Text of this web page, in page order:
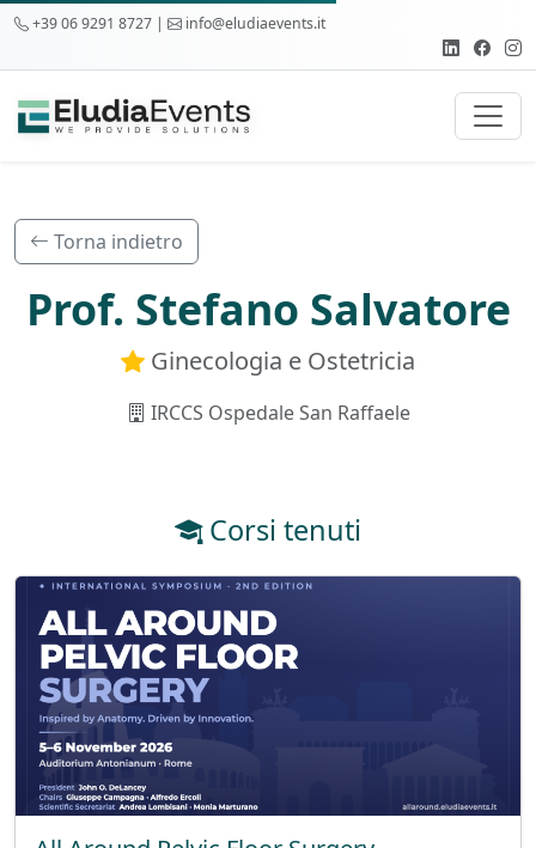
+39 06 9291 8727 | info@eludiaevents.it
Torna indietro
Prof. Stefano Salvatore
Ginecologia e Ostetricia
IRCCS Ospedale San Raffaele
Corsi tenuti